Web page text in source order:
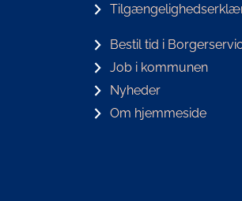
Bestil tid i
Job i kommunen
Nyheder
Om hjemmeside